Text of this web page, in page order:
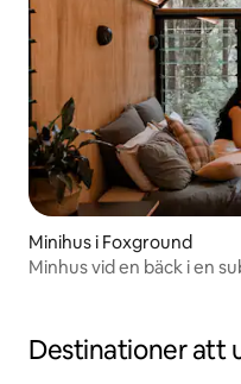
Minihus i Foxground
Minhus vid en bäck i en
Destinationer att